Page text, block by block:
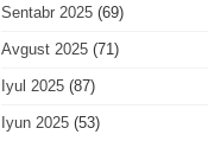
Sentabr 2025(69)
Avgust 2025(71)
Iyul 2025(87)
Iyun 2025(53)